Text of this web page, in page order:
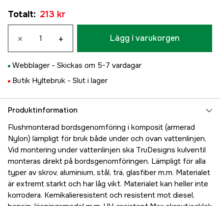
Totalt: 213 kr
× + Lägg i varukorgen
Webblager - Skickas om 5-7 vardagar
Butik Hyltebruk - Slut i lager
Produktinformation
Flushmonterad bordsgenomföring i komposit (armerad
Nylon) lämpligt för bruk både under och ovan vattenlinjen.
Vid montering under vattenlinjen ska TruDesigns kulventil
monteras direkt på bordsgenomföringen. Lämpligt för alla
typer av skrov, aluminium, stål, trä, glasfiber m.m. Materialet
är extremt starkt och har låg vikt. Materialet kan heller inte
korrodera. Kemikalieresistent och resistent mot diesel,